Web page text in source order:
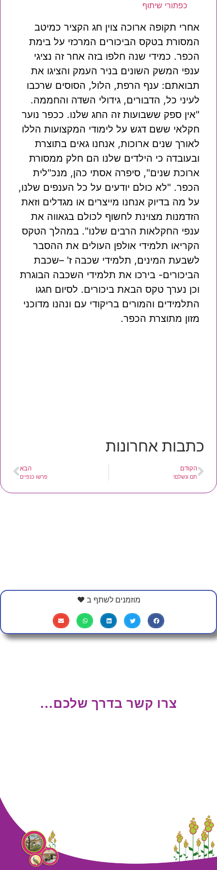
כפתורי שיתוף
אחרי תקופה ארוכה צוין חג הקציר כמיטב
המסורת בטקס הביכורים המרכזי על בימת
הכפר. כמידי שנה חלפו בזה אחר זה נציגי
ענפי המשק השונים בניר העמק והציגו את
תבואתם: ענף הרפת, הלול, הסוסים שרכבו
לעיני כל, הדבורים, גידולי השדה והחממה.
"אין ספק ששבועות זה החג שלנו. ככפר נוער
חקלאי ששם דגש על לימודי המקצועות הללו
לאורך שנים ארוכות, אנחנו גאים בתוצרת
ובעובדה כי הילדים שלנו הם חלק ממסורת
ארוכת שנים", סיפרה אסתי כהן, מנכ"לית
הכפר. "לא כולם יודעים על כל הענפים שלנו,
על מה בדיוק אנחנו מייצרים או מגדלים וזאת
הזדמנות מצוינת לחשוף לכולם בגאווה את
ענפי החקלאות הרבים שלנו". במהלך הטקס
הקריאו תלמידי אולפן העולים את ההסבר
לשבעת המינים, תלמידי שכבה ז' –שכבת
הביכורים- בירכו את תלמידי השכבה הבוגרת
וכן נערך טקס הבאת ביכורים. לסיום חגגו
התלמידים והמורים בריקודי עם ונהנו מדוכני
מזון מתוצרת הכפר.
כתבות אחרונות
הקודם
תם ונשלם!
הבא
פרשו כנפיים
מוזמנים לשתף ב ❤
צרו קשר בדרך שלכם...